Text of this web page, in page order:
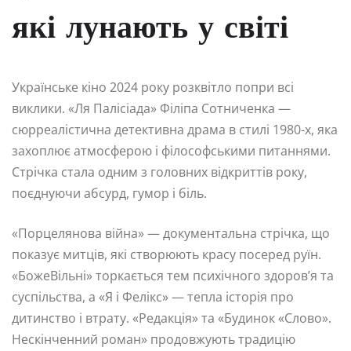
які лунають у світі
Українське кіно 2024 року розквітло попри всі
виклики. «Ля Палісіада» Філіпа Сотниченка —
сюрреалістична детективна драма в стилі 1980-х, яка
захоплює атмосферою і філософськими питаннями.
Стрічка стала одним з головних відкриттів року,
поєднуючи абсурд, гумор і біль.
«Порцелянова війна» — документальна стрічка, що
показує митців, які створюють красу посеред руїн.
«БожеВільні» торкається тем психічного здоров’я та
суспільства, а «Я і Фелікс» — тепла історія про
дитинство і втрату. «Редакція» та «Будинок «Слово».
Нескінченний роман» продовжують традицію